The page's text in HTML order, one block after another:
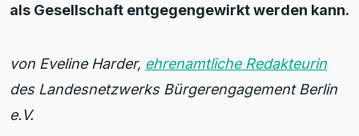
als Gesellschaft entgegengewirkt werden kann.
von Eveline Harder, ehrenamtliche Redakteurin
des Landesnetzwerks Bürgerengagement Berlin
e.V.